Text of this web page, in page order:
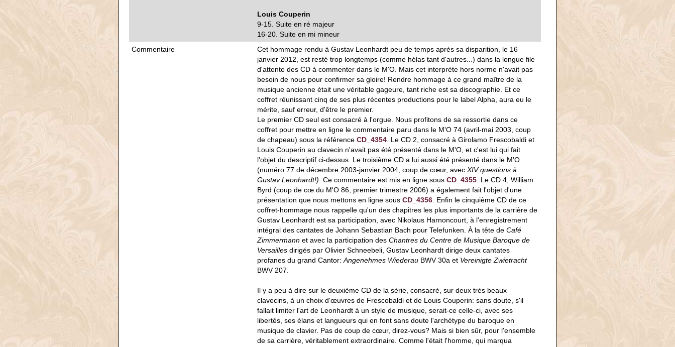
Louis Couperin
9-15. Suite en ré majeur
16-20. Suite en mi mineur
Commentaire
Cet hommage rendu à Gustav Leonhardt peu de temps après sa disparition, le 16
janvier 2012, est resté trop longtemps (comme hélas tant d'autres...) dans la longue file
d'attente des CD à commenter dans le M'O. Mais cet interprète hors norme n'avait pas
besoin de nous pour confirmer sa gloire! Rendre hommage à ce grand maître de la
musique ancienne était une véritable gageure, tant riche est sa discographie. Et ce
coffret réunissant cinq de ses plus récentes productions pour le label Alpha, aura eu le
mérite, sauf erreur, d'être le premier.
Le premier CD seul est consacré à l'orgue. Nous profitons de sa ressortie dans ce
coffret pour mettre en ligne le commentaire paru dans le M'O 74 (avril-mai 2003, coup
de chapeau) sous la référence CD_4354 . Le CD 2, consacré à Girolamo Frescobaldi et
Louis Couperin au clavecin n'avait pas été présenté dans le M'O, et c'est lui qui fait
l'objet du descriptif ci-dessus. Le troisième CD a lui aussi été présenté dans le M'O
(numéro 77 de décembre 2003-janvier 2004, coup de cœur, avec XIV questions à
Gustav Leonhardt!) . Ce commentaire est mis en ligne sous CD_4355 . Le CD 4, William
Byrd (coup de cœ du M'O 86, premier trimestre 2006) a également fait l'objet d'une
présentation que nous mettons en ligne sous CD_4356 . Enfin le cinquième CD de ce
coffret-hommage nous rappelle qu'un des chapitres les plus importants de la carrière de
Gustav Leonhardt est sa participation, avec Nikolaus Harnoncourt, à l'enregistrement
intégral des cantates de Johann Sebastian Bach pour Telefunken. À la tête de Café
Zimmermann et avec la participation des Chantres du Centre de Musique Baroque de
Versailles dirigés par Olivier Schneebeli, Gustav Leonhardt dirige deux cantates
profanes du grand Cantor: Angenehmes Wiederau BWV 30a et Vereinigte Zwietracht
BWV 207.
Il y a peu à dire sur le deuxième CD de la série, consacré, sur deux très beaux
clavecins, à un choix d'œuvres de Frescobaldi et de Louis Couperin: sans doute, s'il
fallait limiter l'art de Leonhardt à un style de musique, serait-ce celle-ci, avec ses
libertés, ses élans et langueurs qui en font sans doute l'archétype du baroque en
musique de clavier. Pas de coup de cœur, direz-vous? Mais si bien sûr, pour l'ensemble
de sa carrière, véritablement extraordinaire. Comme l'était l'homme, qui marqua